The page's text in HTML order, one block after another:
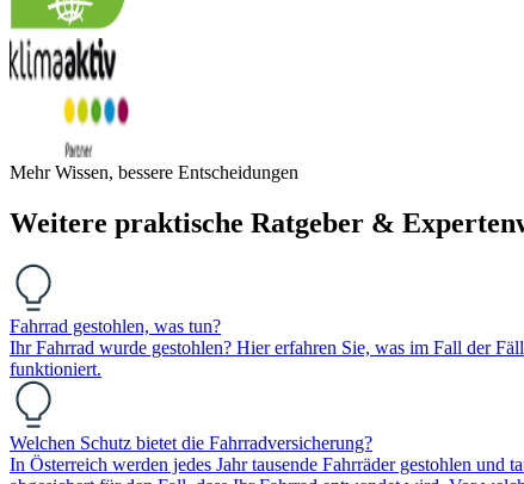
Mehr Wissen, bessere Entscheidungen
Weitere praktische Ratgeber &
Fahrrad gestohlen, was tun?
Ihr Fahrrad wurde gestohlen? Hier erfahren Sie, was im Fall der
funktioniert.
Welchen Schutz bietet die Fahrradversicherung?
In Österreich werden jedes Jahr tausende Fahrräder gestohlen